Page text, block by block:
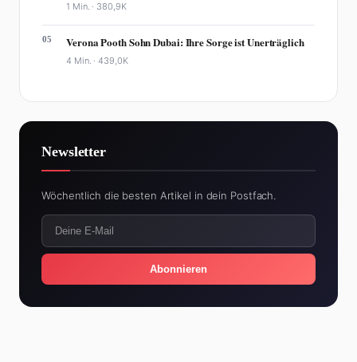
1 Min. · 380,9K
05 Verona Pooth Sohn Dubai: Ihre Sorge ist Unerträglich
4 Min. ·439,0K
Newsletter
Wöchentlich die besten Artikel in dein Postfach.
Abonnieren